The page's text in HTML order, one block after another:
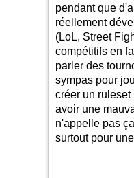
pendant que
réellement
(LoL, Street
compétitifs en
parler des
sympas pour
créer un
avoir une
n'appelle pas
surtout pour